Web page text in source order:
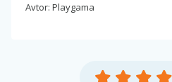
Avtor: Playgama